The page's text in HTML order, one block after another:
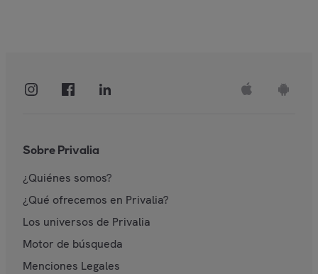
Sobre Privalia
¿Quiénes somos?
¿Qué ofrecemos en Privalia?
Los universos de Privalia
Motor de búsqueda
Menciones Legales